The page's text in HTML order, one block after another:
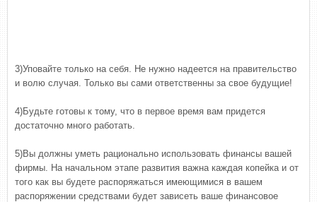
3)Уповайте только на себя. Не нужно надеется на правительство
и волю случая. Только вы сами ответственны за свое будущие!
4)Будьте готовы к тому, что в первое время вам придется
достаточно много работать.
5)Вы должны уметь рационально использовать финансы вашей
фирмы. На начальном этапе развития важна каждая копейка и от
того как вы будете распоряжаться имеющимися в вашем
распоряжении средствами будет зависеть ваше финансовое